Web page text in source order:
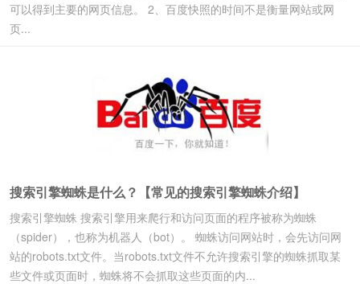
可以得到主要的网页信息。 2、百度快照的时间不是衡量网站或网
页...
搜索引擎蜘蛛是什么？【常见的搜索引擎蜘蛛介绍】
搜索引擎蜘蛛 搜索引擎用来爬行和访问页面的程序被称为蜘蛛
（spider），也称为机器人（bot）。 蜘蛛访问网站时，会先访问网
站的robots.txt文件。当robots.txt文件不允许搜索引擎的蜘蛛抓取某
些文件或页面时，蜘蛛将不会抓取这些页面的内...